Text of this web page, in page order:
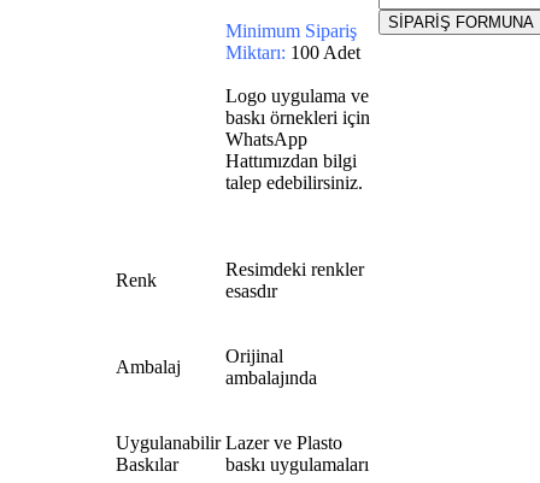
Minimum Sipariş
Miktarı: 100 Adet
Logo uygulama ve
baskı örnekleri için
WhatsApp
Hattımızdan bilgi
talep edebilirsiniz.
Renk
Resimdeki renkler
esasdır
Ambalaj
Orijinal
ambalajında
Uygulanabilir
Baskılar
Lazer ve Plasto
baskı uygulamaları